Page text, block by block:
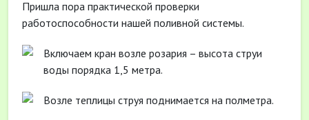
Пришла пора практической проверки
работоспособности нашей поливной системы.
Включаем кран возле розария – высота струи
воды порядка 1,5 метра.
Возле теплицы струя поднимается на полметра.